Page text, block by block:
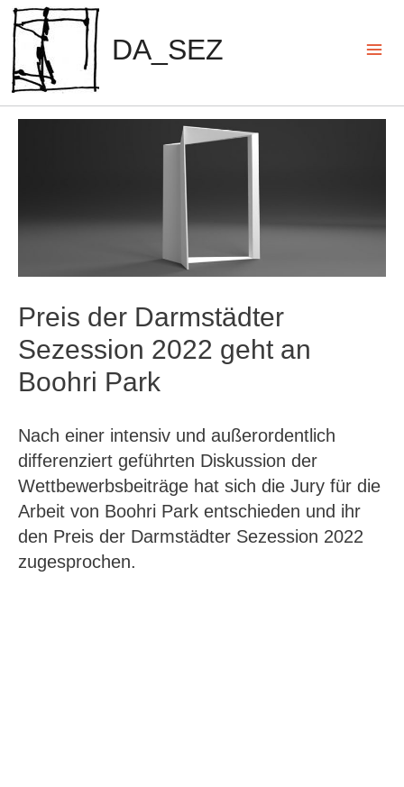
Zum
Inhalt
springen
DA_SEZ
Preis der Darmstädter
Sezession 2022 geht an
Boohri Park
Nach einer intensiv und außerordentlich
differenziert geführten Diskussion der
Wettbewerbsbeiträge hat sich die Jury für die
Arbeit von Boohri Park entschieden und ihr
den Preis der Darmstädter Sezession 2022
zugesprochen.